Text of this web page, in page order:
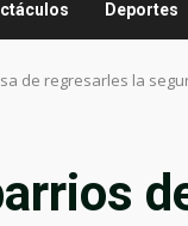
Deportes
de regresarles la